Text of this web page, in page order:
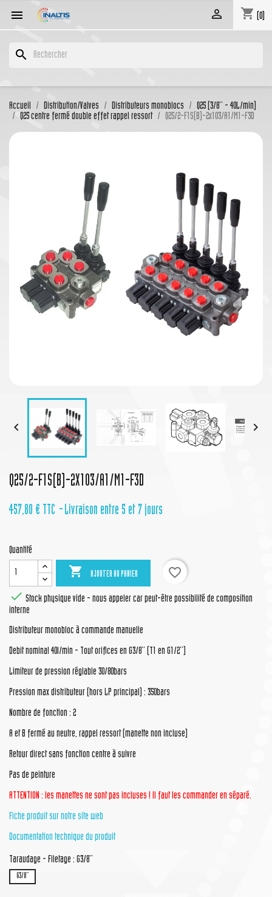
 shopping_cart (0)

search
Accueil Distribution/Valves Distributeurs monoblocs
Q25 (3/8'' - 40L/min)
Q25 centre fermé double effet rappel ressort
Q25/2-F1S(B)-2x103/A1/M1-F3D
 
Q25/2-F1S(B)-2X103/A1/M1-F3D
457,80 € TTC Livraison entre 5 et 7 jours
Quantité
 AJOUTER AU PANIER
favorite_border
 Stock physique vide - nous appeler car peut-être possibilité de composition
interne
Distributeur monobloc à commande manuelle
Debit nominal 40l/min - Tout orifices en G3/8'' (T1 en G1/2'')
Limiteur de pression réglable 30/80bars
Pression max distributeur (hors LP principal) : 350bars
Nombre de fonction : 2
A et B fermé au neutre, rappel ressort (manette non incluse)
Retour direct sans fonction centre à suivre
Pas de peinture
ATTENTION : les manettes ne sont pas incluses ! Il faut les commander en séparé.
Fiche produit sur notre site web
Documentation technique du produit
Taraudage - Filetage : G3/8''
G3/8''